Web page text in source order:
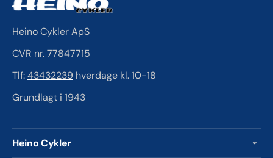
Heino Cykler ApS
CVR nr. 77847715
Tlf:43432239 hverdage kl. 10-18
Grundlagt i 1943
Heino Cykler